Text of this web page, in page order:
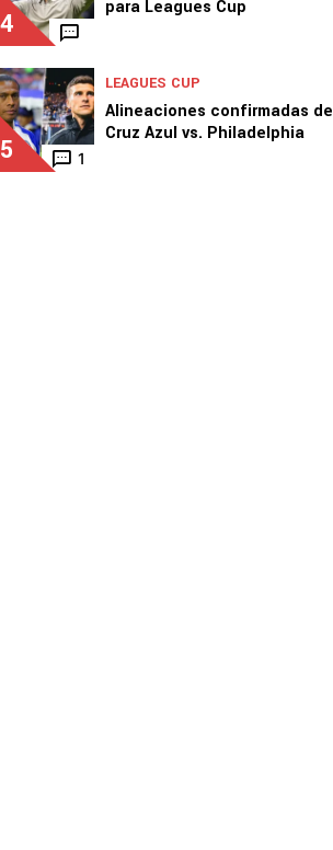
4
para Leagues Cup
5 1
LEAGUES CUP
Alineaciones confirmadas de
Cruz Azul vs. Philadelphia